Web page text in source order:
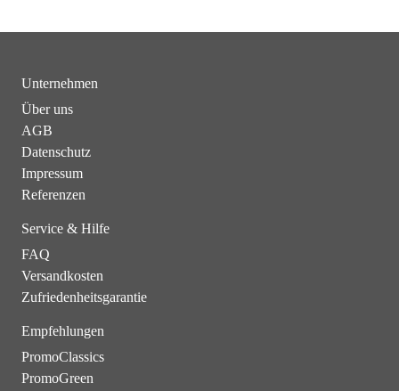
Unternehmen
Über uns
AGB
Datenschutz
Impressum
Referenzen
Service & Hilfe
FAQ
Versandkosten
Zufriedenheitsgarantie
Empfehlungen
PromoClassics
PromoGreen